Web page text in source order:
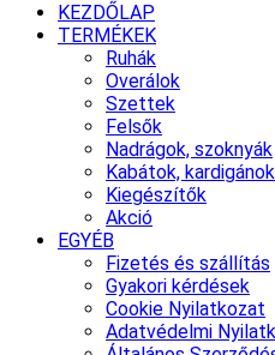
KEZDŐLAP
TERMÉKEK
Ruhák
Overálok
Szettek
Felsők
Nadrágok, szoknyák
Kabátok, kardigánok
Kiegészítők
Akció
EGYÉB
Fizetés és szállítás
Gyakori kérdések
Cookie Nyilatkozat
Adatvédelmi